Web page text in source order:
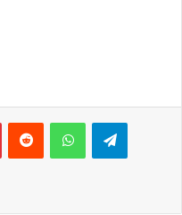
PinterestReddit WhatsApp